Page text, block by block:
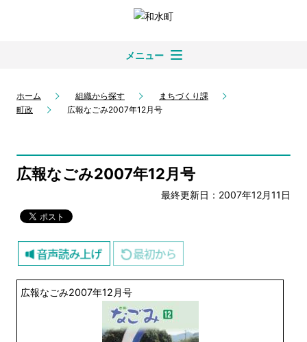
メニュー
ホーム 組織から探す
まちづくり課
町政
広報なごみ2007年12月号
広報なごみ2007年12月号
最終更新日：2007年12月11日
広報なごみ2007年12月号